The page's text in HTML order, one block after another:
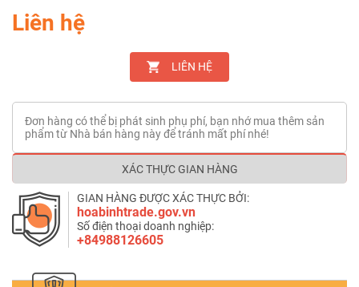
Liên hệ
LIÊN HỆ
Đơn hàng có thể bị phát sinh phụ phí, bạn nhớ mua thêm sản
phẩm từ Nhà bán hàng này để tránh mất phí nhé!
XÁC THỰC GIAN HÀNG
GIAN HÀNG ĐƯỢC XÁC THỰC BỞI:
hoabinhtrade.gov.vn
Số điện thoại doanh nghiệp:
+84988126605